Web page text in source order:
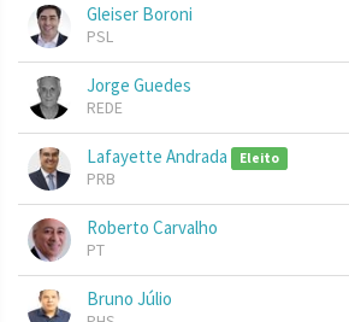
Gleiser Boroni
PSL
Jorge Guedes
REDE
Lafayette Andrada Eleito
PRB
Roberto Carvalho
PT
Bruno Júlio